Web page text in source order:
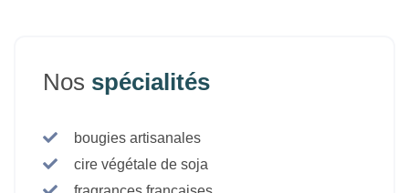
Nos spécialités
bougies artisanales
cire végétale de soja